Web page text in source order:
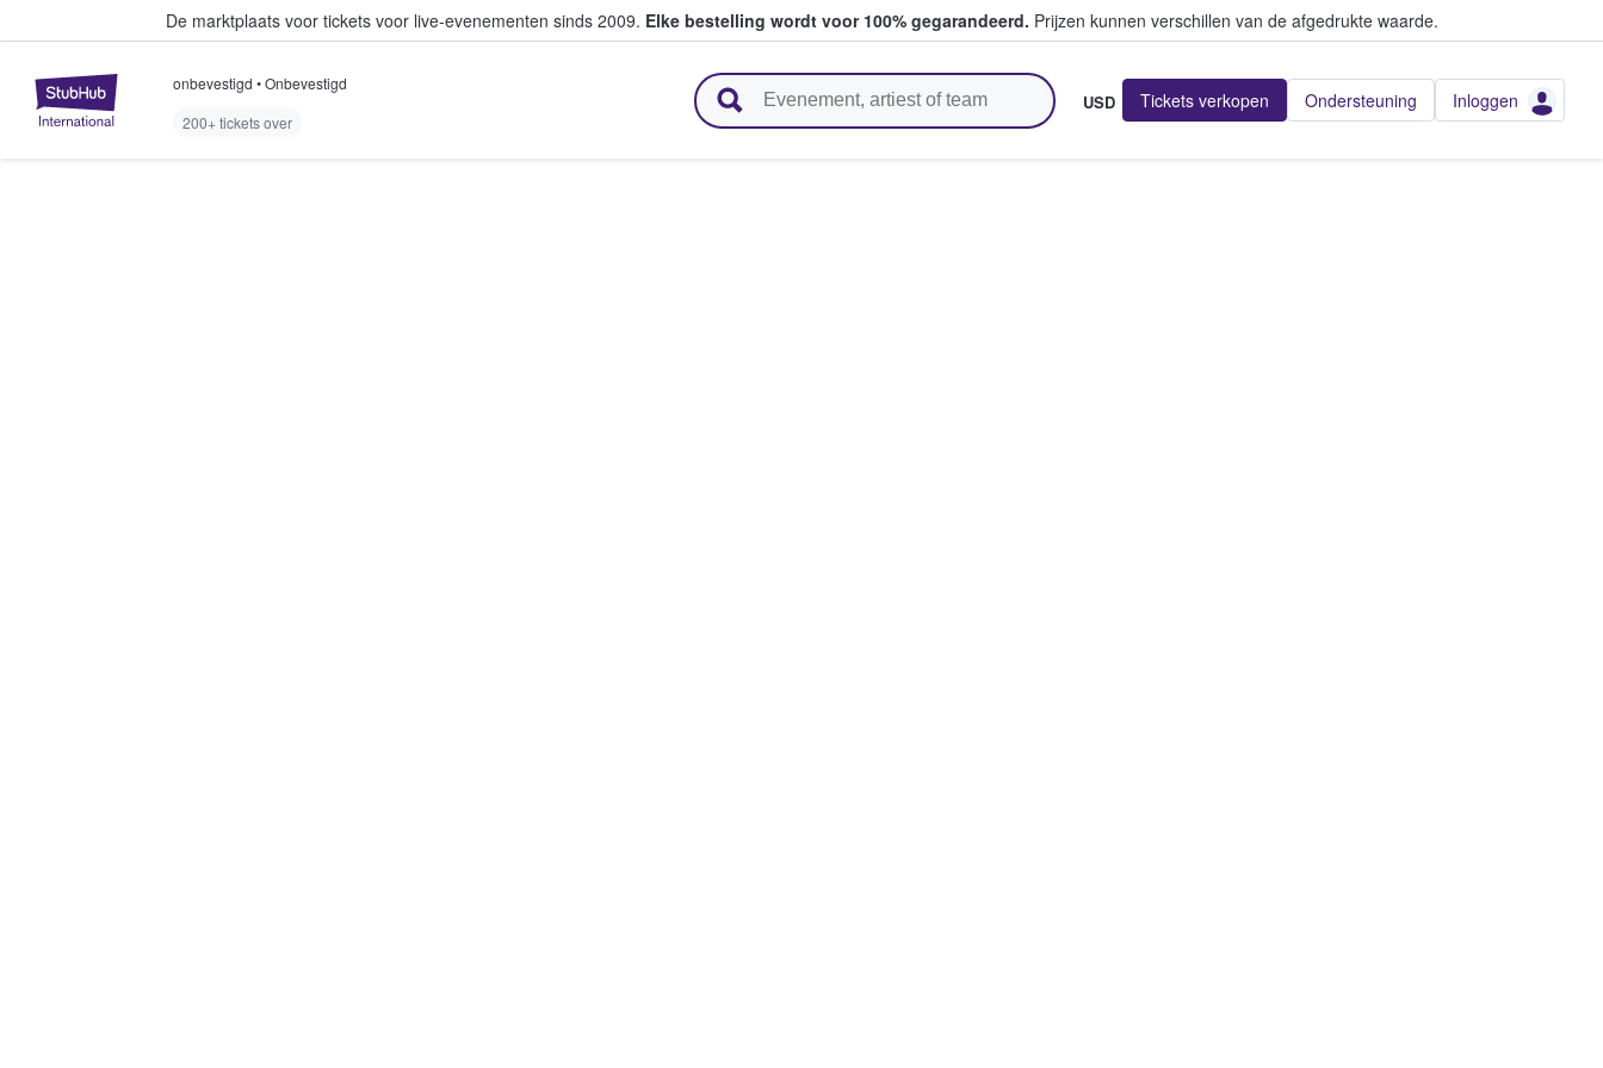
De marktplaats voor tickets voor live-evenementen sinds 2009. Elke bestelling wordt voor 100% gegarandeerd. Prijzen kunnen verschillen van de afgedrukte waarde.
StubHub: waar fans tickets kopen en verkopen
onbevestigd •Onbevestigd
200+ tickets over
USD Tickets verkopen Ondersteuning Inloggen